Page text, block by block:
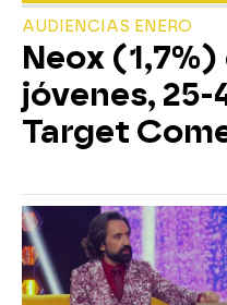
AUDIENCIAS ENERO
Neox
jóvenes, 25-
Target